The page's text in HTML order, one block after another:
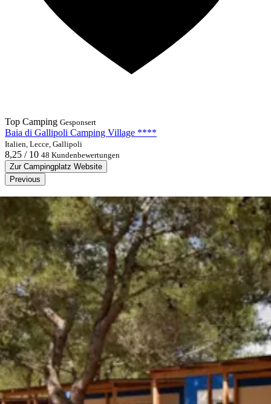
Top Camping Gesponsert
Baia di Gallipoli Camping Village ****
Italien, Lecce, Gallipoli
8,25 / 10 48 Kundenbewertungen
Zur Campingplatz Website
Previous